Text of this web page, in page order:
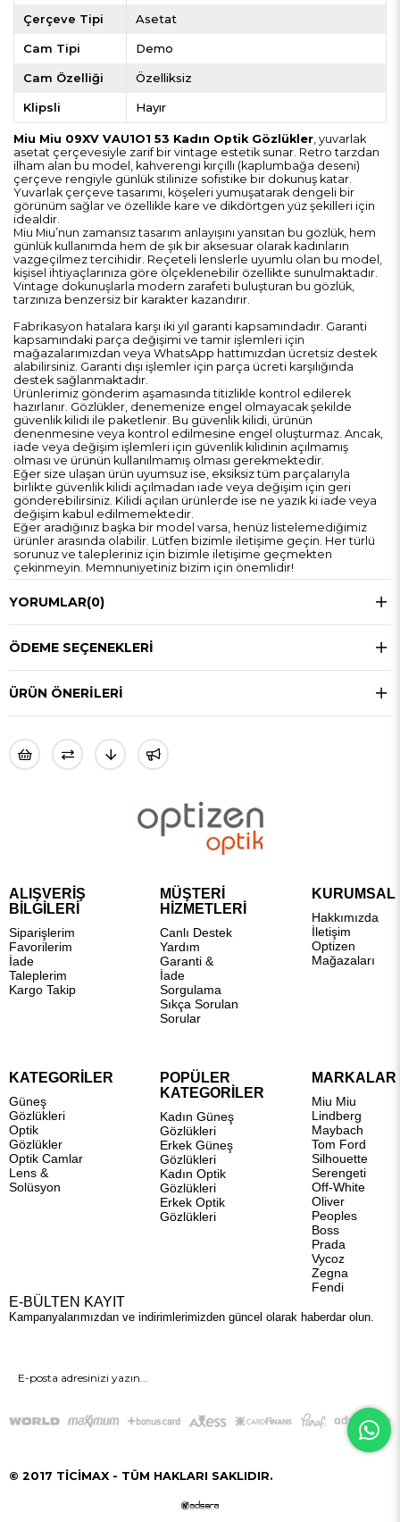
Çerçeve Tipi Asetat
Cam Tipi Demo
Cam Özelliği Özelliksiz
Klipsli Hayır
Miu Miu 09XV VAU1O1 53 Kadın Optik Gözlükler, yuvarlak
asetat çerçevesiyle zarif bir vintage estetik sunar. Retro tarzdan
ilham alan bu model, kahverengi kırçıllı (kaplumbağa deseni)
çerçeve rengiyle günlük stilinize sofistike bir dokunuş katar.
Yuvarlak çerçeve tasarımı, köşeleri yumuşatarak dengeli bir
görünüm sağlar ve özellikle kare ve dikdörtgen yüz şekilleri için
idealdir.
Miu Miu’nun zamansız tasarım anlayışını yansıtan bu gözlük, hem
günlük kullanımda hem de şık bir aksesuar olarak kadınların
vazgeçilmez tercihidir. Reçeteli lenslerle uyumlu olan bu model,
kişisel ihtiyaçlarınıza göre ölçeklenebilir özellikte sunulmaktadır.
Vintage dokunuşlarla modern zarafeti buluşturan bu gözlük,
tarzınıza benzersiz bir karakter kazandırır.
Fabrikasyon hatalara karşı iki yıl garanti kapsamındadır. Garanti
kapsamındaki parça değişimi ve tamir işlemleri için
mağazalarımızdan veya WhatsApp hattımızdan ücretsiz destek
alabilirsiniz. Garanti dışı işlemler için parça ücreti karşılığında
destek sağlanmaktadır.
Ürünlerimiz gönderim aşamasında titizlikle kontrol edilerek
hazırlanır. Gözlükler, denemenize engel olmayacak şekilde
güvenlik kilidi ile paketlenir. Bu güvenlik kilidi, ürünün
denenmesine veya kontrol edilmesine engel oluşturmaz. Ancak,
iade veya değişim işlemleri için güvenlik kilidinin açılmamış
olması ve ürünün kullanılmamış olması gerekmektedir.
Eğer size ulaşan ürün uyumsuz ise, eksiksiz tüm parçalarıyla
birlikte güvenlik kilidi açılmadan iade veya değişim için geri
gönderebilirsiniz. Kilidi açılan ürünlerde ise ne yazık ki iade veya
değişim kabul edilmemektedir.
Eğer aradığınız başka bir model varsa, henüz listelemediğimiz
ürünler arasında olabilir. Lütfen bizimle iletişime geçin. Her türlü
sorunuz ve talepleriniz için bizimle iletişime geçmekten
çekinmeyin. Memnuniyetiniz bizim için önemlidir!
YORUMLAR(0)
ÖDEME SEÇENEKLERI
ÜRÜN ÖNERILERI
ALIŞVERİŞ
BİLGİLERİ
Siparişlerim
Favorilerim
İade
Taleplerim
Kargo Takip
MÜŞTERİ
HİZMETLERİ
Canlı Destek
Yardım
Garanti &
İade
Sorgulama
Sıkça Sorulan
Sorular
KURUMSAL
Hakkımızda
İletişim
Optizen
Mağazaları
KATEGORİLER
Güneş
Gözlükleri
Optik
Gözlükler
Optik Camlar
Lens &
Solüsyon
POPÜLER
KATEGORİLER
Kadın Güneş
Gözlükleri
Erkek Güneş
Gözlükleri
Kadın Optik
Gözlükleri
Erkek Optik
Gözlükleri
MARKALAR
Miu Miu
Lindberg
Maybach
Tom Ford
Silhouette
Serengeti
Off-White
Oliver
Peoples
Boss
Prada
Vycoz
Zegna
Fendi
E-BÜLTEN KAYIT
Kampanyalarımızdan ve indirimlerimizden güncel olarak haberdar olun.
GÖNDER
© 2017 TİCİMAX - TÜM HAKLARI SAKLIDIR.